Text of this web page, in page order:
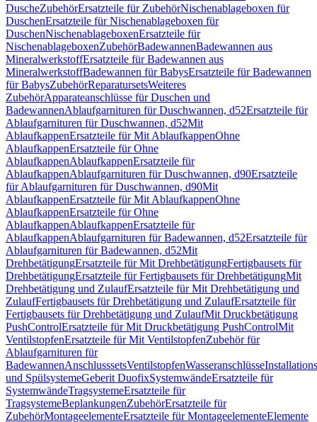
DuscheZubehörErsatzteile für ZubehörNischenablageboxen für
DuschenErsatzteile für Nischenablageboxen für
DuschenNischenablageboxenErsatzteile für
NischenablageboxenZubehörBadewannenBadewannen aus
MineralwerkstoffErsatzteile für Badewannen aus
MineralwerkstoffBadewannen für BabysErsatzteile für Badewannen
für BabysZubehörReparatursetsWeiteres
ZubehörApparateanschlüsse für Duschen und
BadewannenAblaufgarnituren für Duschwannen, d52Ersatzteile für
Ablaufgarnituren für Duschwannen, d52Mit
AblaufkappenErsatzteile für Mit AblaufkappenOhne
AblaufkappenErsatzteile für Ohne
AblaufkappenAblaufkappenErsatzteile für
AblaufkappenAblaufgarnituren für Duschwannen, d90Ersatzteile
für Ablaufgarnituren für Duschwannen, d90Mit
AblaufkappenErsatzteile für Mit AblaufkappenOhne
AblaufkappenErsatzteile für Ohne
AblaufkappenAblaufkappenErsatzteile für
AblaufkappenAblaufgarnituren für Badewannen, d52Ersatzteile für
Ablaufgarnituren für Badewannen, d52Mit
DrehbetätigungErsatzteile für Mit DrehbetätigungFertigbausets für
DrehbetätigungErsatzteile für Fertigbausets für DrehbetätigungMit
Drehbetätigung und ZulaufErsatzteile für Mit Drehbetätigung und
ZulaufFertigbausets für Drehbetätigung und ZulaufErsatzteile für
Fertigbausets für Drehbetätigung und ZulaufMit Druckbetätigung
PushControlErsatzteile für Mit Druckbetätigung PushControlMit
VentilstopfenErsatzteile für Mit VentilstopfenZubehör für
Ablaufgarnituren für
BadewannenAnschlusssetsVentilstopfenWasseranschlüsse
und SpülsystemeGeberit DuofixSystemwändeErsatzteile für
SystemwändeTragsystemeErsatzteile für
TragsystemeBeplankungenZubehörErsatzteile für
ZubehörMontageelementeErsatzteile für MontageelementeElemente